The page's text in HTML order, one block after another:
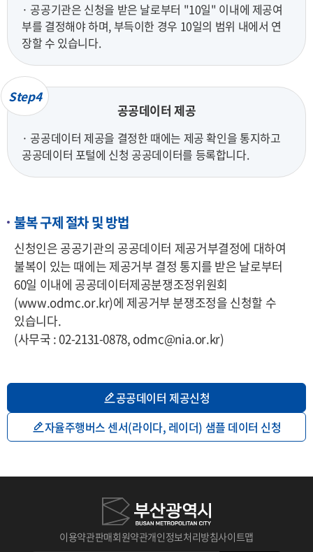
· 공공기관은 신청을 받은 날로부터 "10일" 이내에 제공여
부를 결정해야 하며, 부득이한 경우 10일의 범위 내에서 연
장할 수 있습니다.
Step4
공공데이터 제공
· 공공데이터 제공을 결정한 때에는 제공 확인을 통지하고
공공데이터 포털에 신청 공공데이터를 등록합니다.
불복 구제 절차 및 방법
신청인은 공공기관의 공공데이터 제공거부결정에 대하여
불복이 있는 때에는 제공거부 결정 통지를 받은 날로부터
60일 이내에 공공데이터제공분쟁조정위원회
(www.odmc.or.kr)에 제공거부 분쟁조정을 신청할 수
있습니다.
(사무국 : 02-2131-0878, odmc@nia.or.kr)
공공데이터 제공신청
자율주행버스 센서(라이다, 레이더) 샘플 데이터 신청
이용약관판매회원약관개인정보처리방침사이트맵